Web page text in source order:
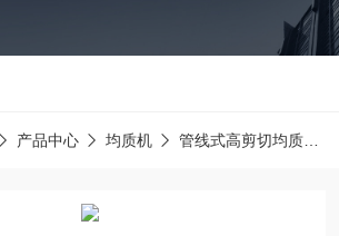
产品中心 均质机 管线式高剪切均质机